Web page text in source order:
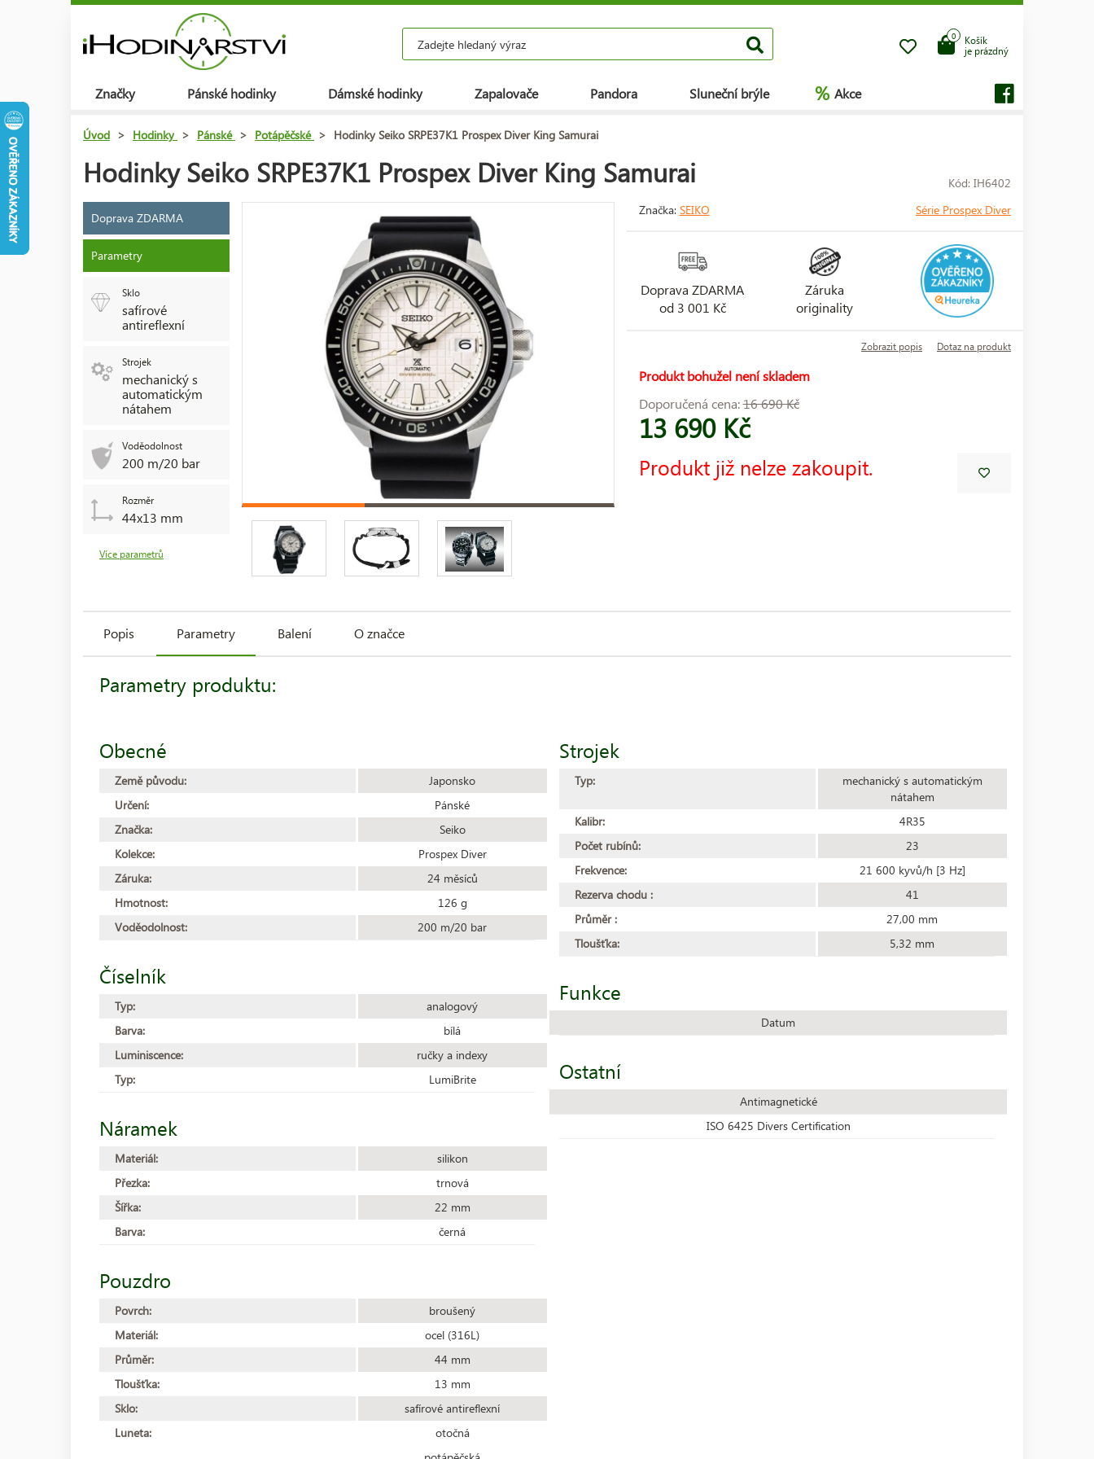
Košík
je prázdný
0
Značky Pánské hodinky Dámské hodinky Zapalovače Pandora Sluneční brýle % Akce
Úvod > Hodinky > Pánské > Potápěčské > Hodinky Seiko SRPE37K1 Prospex Diver King Samurai
Hodinky Seiko SRPE37K1 Prospex Diver King Samurai Kód: IH6402
Doprava ZDARMA
Parametry
Sklo
safírové
antireflexní
Strojek
mechanický s
automatickým
nátahem
Voděodolnost
200 m/20 bar
Rozměr
44x13 mm
Více parametrů
Značka: SEIKO Série Prospex Diver
Doprava ZDARMA
od 3 001 Kč
Záruka
originality
Zobrazit popis Dotaz na produkt
Produkt bohužel není skladem
Doporučená cena:16 690 Kč
13 690 Kč
Produkt již nelze zakoupit.
Popis Parametry Balení O značce
Parametry produktu:
Obecné
Země původu:
Japonsko
Určení:
Pánské
Značka:
Seiko
Kolekce:
Prospex Diver
Záruka:
24 měsíců
Hmotnost:
126 g
Voděodolnost:
200 m/20 bar
Číselník
Typ:
analogový
Barva:
bílá
Luminiscence:
ručky a indexy
Typ:
LumiBrite
Náramek
Materiál:
silikon
Přezka:
trnová
Šířka:
22 mm
Barva:
černá
Pouzdro
Povrch:
broušený
Materiál:
ocel (316L)
Průměr:
44 mm
Tloušťka:
13 mm
Sklo:
safírové antireflexní
Luneta:
otočná
Strojek
Typ:
mechanický s automatickým
nátahem
Kalibr:
4R35
Počet rubínů:
23
Frekvence:
21 600 kyvů/h [3 Hz]
Rezerva chodu :
41
Průměr :
27,00 mm
Tloušťka:
5,32 mm
Funkce
Datum
Ostatní
Antimagnetické
ISO 6425 Divers Certification